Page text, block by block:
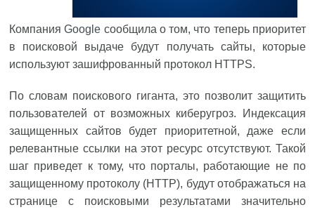
КомпанияGoogle сообщила о том, что теперь приоритет
в поисковой выдаче будут получать сайты, которые
используют зашифрованный протокол HTTPS.
По словам поискового гиганта, это позволит защитить
пользователей от возможных киберугроз. Индексация
защищенных сайтов будет приоритетной, даже если
релевантные ссылки на этот ресурс отсутствуют. Такой
шаг приведет к тому, что порталы, работающие не по
защищенному протоколу (HTTP), будут отображаться на
странице с поисковыми результатами значительно